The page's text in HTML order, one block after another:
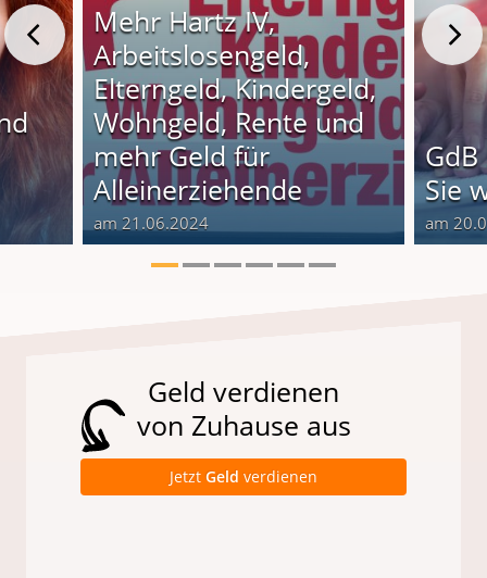
Mehr Hartz IV,
Arbeitslosengeld,
Elterngeld, Kindergeld,
Wohngeld, Rente und
mehr Geld für
Alleinerziehende
am 21.06.2024
Sie
am
Geld verdienen
von Zuhause aus
Jetzt Geld verdienen